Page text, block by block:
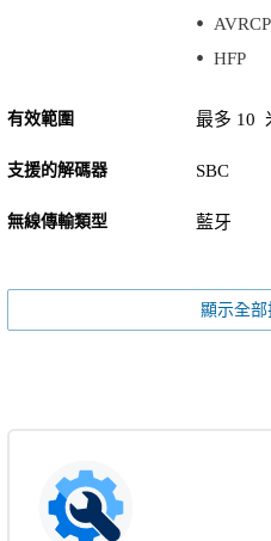
AVRCP
HFP
有效範圍 最多 10
支援的解碼器 SBC
無線傳輸類型 藍牙
顯示全